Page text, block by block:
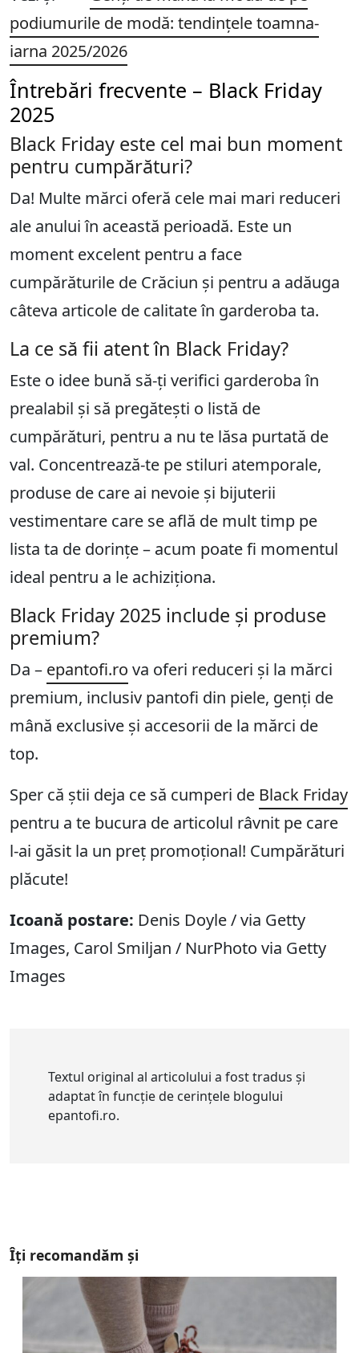
podiumurile de modă: tendințele toamna-
iarna 2025/2026
Întrebări frecvente – Black Friday
2025
Black Friday este cel mai bun moment
pentru cumpărături?
Da! Multe mărci oferă cele mai mari reduceri
ale anului în această perioadă. Este un
moment excelent pentru a face
cumpărăturile de Crăciun și pentru a adăuga
câteva articole de calitate în garderoba ta.
La ce să fii atent în Black Friday?
Este o idee bună să-ți verifici garderoba în
prealabil și să pregătești o listă de
cumpărături, pentru a nu te lăsa purtată de
val. Concentrează-te pe stiluri atemporale,
produse de care ai nevoie și bijuterii
vestimentare care se află de mult timp pe
lista ta de dorințe – acum poate fi momentul
ideal pentru a le achiziționa.
Black Friday 2025 include și produse
premium?
Da – epantofi.ro va oferi reduceri și la mărci
premium, inclusiv pantofi din piele, genți de
mână exclusive și accesorii de la mărci de
top.
Sper că știi deja ce să cumperi de Black Friday
pentru a te bucura de articolul râvnit pe care
l-ai găsit la un preț promoțional! Cumpărături
plăcute!
Icoană postare: Denis Doyle / via Getty
Images, Carol Smiljan / NurPhoto via Getty
Images
Textul original al articolului a fost tradus și
adaptat în funcție de cerințele blogului
epantofi.ro.
Îți recomandăm și